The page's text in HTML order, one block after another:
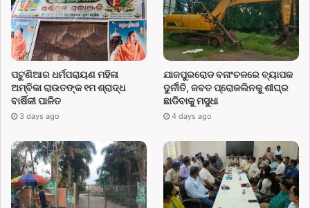
ପଟୁଣିଆର ଧର୍ମପରାୟଣ ମହିଳା
ଅମ୍ବିକା ରାଉତଙ୍କ ୧ମ ଶ୍ରାଦ୍ଧ
ବାର୍ଷିକୀ ପାଳିତ
3 days ago
ଯାଜପୁରରୋଡ ବନାଂଚଳରେ ବ୍ୟାପକ
ଦୁର୍ନୀତି, ଜବତ ପ୍ରୋକଲିନକୁ ଶୀଘ୍ର
ଛାଡିବାକୁ ମସୁଧା
4 days ago